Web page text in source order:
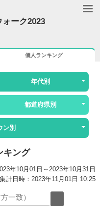
ーク2023
個人ランキング
年代別
都道府県別
ン別
キング
年10月01日～2023年10月31日
集計日時：2023年11月01日 10:25